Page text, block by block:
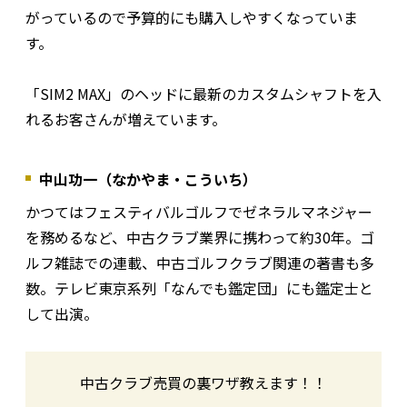
がっているので予算的にも購入しやすくなっていま
す。
「SIM2 MAX」のヘッドに最新のカスタムシャフトを入
れるお客さんが増えています。
中山功一（なかやま・こういち）
かつてはフェスティバルゴルフでゼネラルマネジャー
を務めるなど、中古クラブ業界に携わって約30年。ゴ
ルフ雑誌での連載、中古ゴルフクラブ関連の著書も多
数。テレビ東京系列「なんでも鑑定団」にも鑑定士と
して出演。
中古クラブ売買の裏ワザ教えます！！